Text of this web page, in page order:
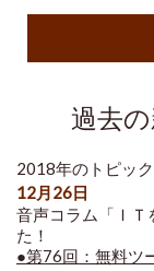
過去
2018年のトピッ
12月26日
音声コラム「ＩＴ
た！
●第76回：無料ツ